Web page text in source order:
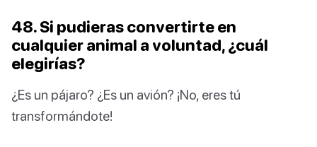
48. Si pudieras convertirte en
cualquier animal a voluntad, ¿cuál
elegirías?
¿Es un pájaro? ¿Es un avión? ¡No, eres tú
transformándote!